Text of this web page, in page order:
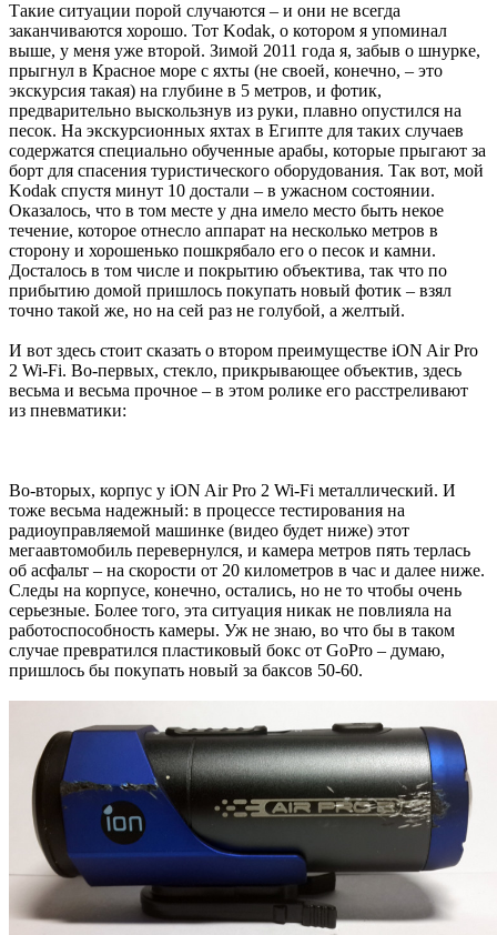
Такие ситуации порой случаются – и они не всегда
заканчиваются хорошо. Тот Kodak, о котором я упоминал
выше, у меня уже второй. Зимой 2011 года я, забыв о шнурке,
прыгнул в Красное море с яхты (не своей, конечно, – это
экскурсия такая) на глубине в 5 метров, и фотик,
предварительно выскользнув из руки, плавно опустился на
песок. На экскурсионных яхтах в Египте для таких случаев
содержатся специально обученные арабы, которые прыгают за
борт для спасения туристического оборудования. Так вот, мой
Kodak спустя минут 10 достали – в ужасном состоянии.
Оказалось, что в том месте у дна имело место быть некое
течение, которое отнесло аппарат на несколько метров в
сторону и хорошенько пошкрябало его о песок и камни.
Досталось в том числе и покрытию объектива, так что по
прибытию домой пришлось покупать новый фотик – взял
точно такой же, но на сей раз не голубой, а желтый.
И вот здесь стоит сказать о втором преимуществе iON Air Pro
2 Wi-Fi. Во-первых, стекло, прикрывающее объектив, здесь
весьма и весьма прочное – в этом ролике его расстреливают
из пневматики:
Во-вторых, корпус у iON Air Pro 2 Wi-Fi металлический. И
тоже весьма надежный: в процессе тестирования на
радиоуправляемой машинке (видео будет ниже) этот
мегаавтомобиль перевернулся, и камера метров пять терлась
об асфальт – на скорости от 20 километров в час и далее ниже.
Следы на корпусе, конечно, остались, но не то чтобы очень
серьезные. Более того, эта ситуация никак не повлияла на
работоспособность камеры. Уж не знаю, во что бы в таком
случае превратился пластиковый бокс от GoPro – думаю,
пришлось бы покупать новый за баксов 50-60.